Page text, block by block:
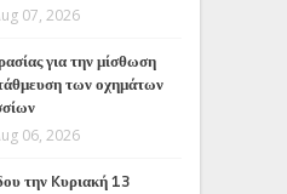
07, 2026
για την μίσθωση
των οχημάτων
06, 2026
την Kυριακή 13